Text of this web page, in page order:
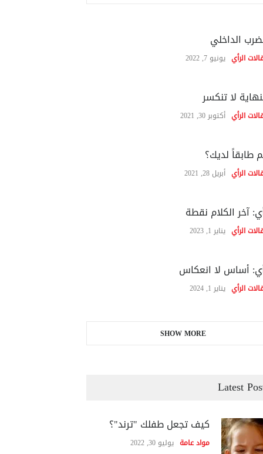
الداخلي
الرأي يونيو 7, 2022
لا تنكسر
الرأي أكتوبر 30, 2021
طابقاً لديك؟
الرأي أبريل 28, 2021
آخر الكلام نقطة
الرأي يناير 1, 2023
أساس لا انعكاس
الرأي يناير 1, 2024
SHOW MORE
Latest
كيف تجعل طفلك "ترند"؟
مواد عامة يوليو 30, 2022